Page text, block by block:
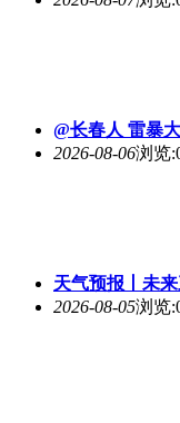
@长春人 雷暴
2026-08-06浏览
天气预报丨 未来
2026-08-05浏览